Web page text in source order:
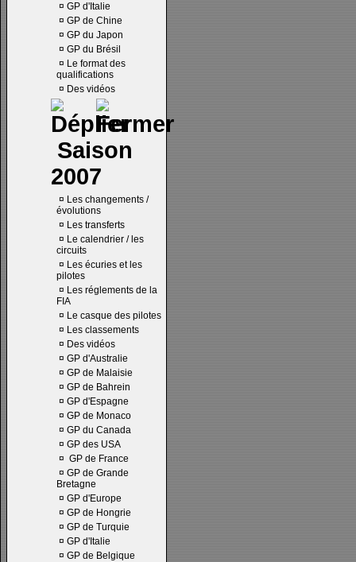
¤ GP d'Italie
¤ GP de Chine
¤ GP du Japon
¤ GP du Brésil
¤ Le format des
qualifications
¤ Des vidéos
Saison
2007
¤ Les changements /
évolutions
¤ Les transferts
¤ Le calendrier / les
circuits
¤ Les écuries et les
pilotes
¤ Les réglements de la
FIA
¤ Le casque des pilotes
¤ Les classements
¤ Des vidéos
¤ GP d'Australie
¤ GP de Malaisie
¤ GP de Bahrein
¤ GP d'Espagne
¤ GP de Monaco
¤ GP du Canada
¤ GP des USA
¤ GP de France
¤ GP de Grande
Bretagne
¤ GP d'Europe
¤ GP de Hongrie
¤ GP de Turquie
¤ GP d'Italie
¤ GP de Belgique